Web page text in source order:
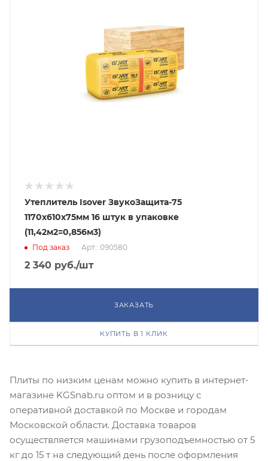
Утеплитель Isover ЗвукоЗащита-75
1170х610х75мм 16 штук в упаковке
(11,42м2=0,856м3)
Под заказ Арт.: 090580
2 340 руб./шт
ЗАКАЗАТЬ
КУПИТЬ В 1 КЛИК
Плиты по низким ценам можно купить в интернет-
магазине KGSnab.ru оптом и в розницу с
оперативной доставкой по Москве и городам
Московской области. Доставка товаров
осуществляется машинами грузоподъемностью от 5
кг до 15 т на следующий день после оформления